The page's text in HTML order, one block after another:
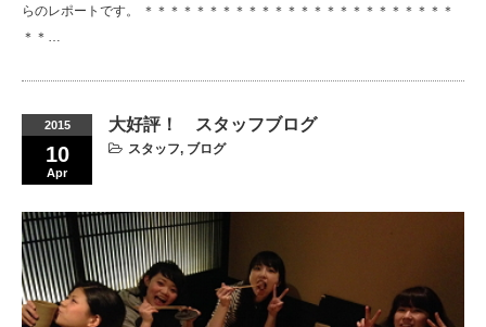
らのレポートです。 ＊＊＊＊＊＊＊＊＊＊＊＊＊＊＊＊＊＊＊＊＊＊＊＊
＊＊…
2015
10
Apr
大好評！ スタッフブログ
スタッフ, ブログ